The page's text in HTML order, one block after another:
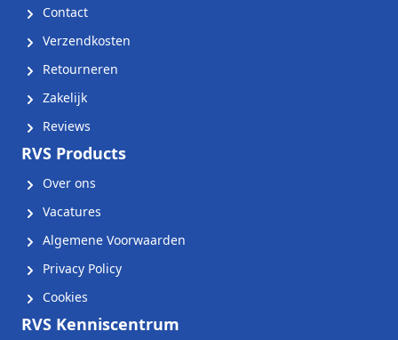
Contact
Verzendkosten
Retourneren
Zakelijk
Reviews
RVS Products
Over ons
Vacatures
Algemene Voorwaarden
Privacy Policy
Cookies
RVS Kenniscentrum